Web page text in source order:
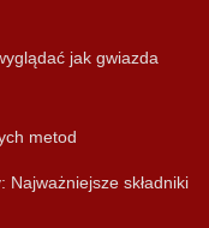
jak gwiazda
metod
składniki